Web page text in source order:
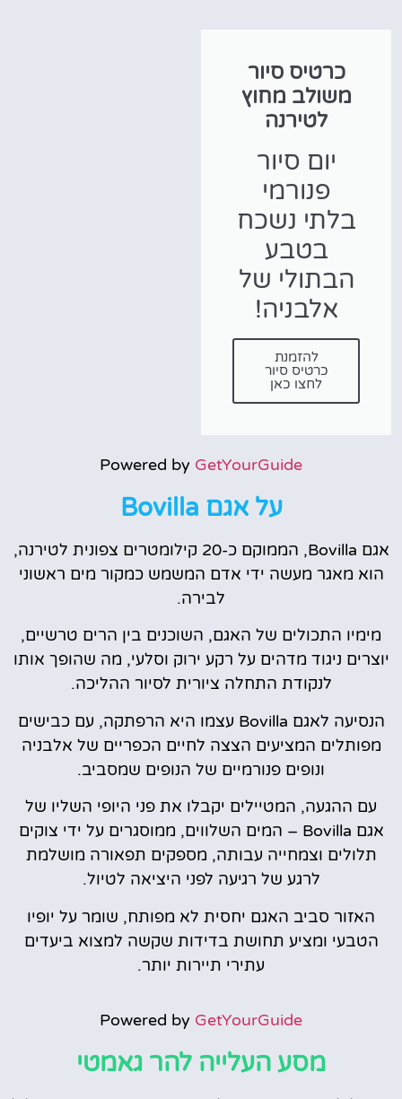
כרטיס סיור
משולב מחוץ
לטירנה
יום סיור
פנורמי
בלתי נשכח
בטבע
הבתולי של
אלבניה!
להזמנת
כרטיס סיור
לחצו כאן
Powered by GetYourGuide
על אגם Bovilla
אגם Bovilla, הממוקם כ-20 קילומטרים צפונית לטירנה,
הוא מאגר מעשה ידי אדם המשמש כמקור מים ראשוני
לבירה.
מימיו התכולים של האגם, השוכנים בין הרים טרשיים,
יוצרים ניגוד מדהים על רקע ירוק וסלעי, מה שהופך אותו
לנקודת התחלה ציורית לסיור ההליכה.
הנסיעה לאגם Bovilla עצמו היא הרפתקה, עם כבישים
מפותלים המציעים הצצה לחיים הכפריים של אלבניה
ונופים פנורמיים של הנופים שמסביב.
עם ההגעה, המטיילים יקבלו את פני היופי השליו של
אגם Bovilla – המים השלווים, ממוסגרים על ידי צוקים
תלולים וצמחייה עבותה, מספקים תפאורה מושלמת
לרגע של רגיעה לפני היציאה לטיול.
האזור סביב האגם יחסית לא מפותח, שומר על יופיו
הטבעי ומציע תחושת בדידות שקשה למצוא ביעדים
עתירי תיירות יותר.
Powered by GetYourGuide
מסע העלייה להר גאמטי